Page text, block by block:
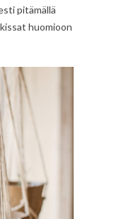
pitämällä
huomioon